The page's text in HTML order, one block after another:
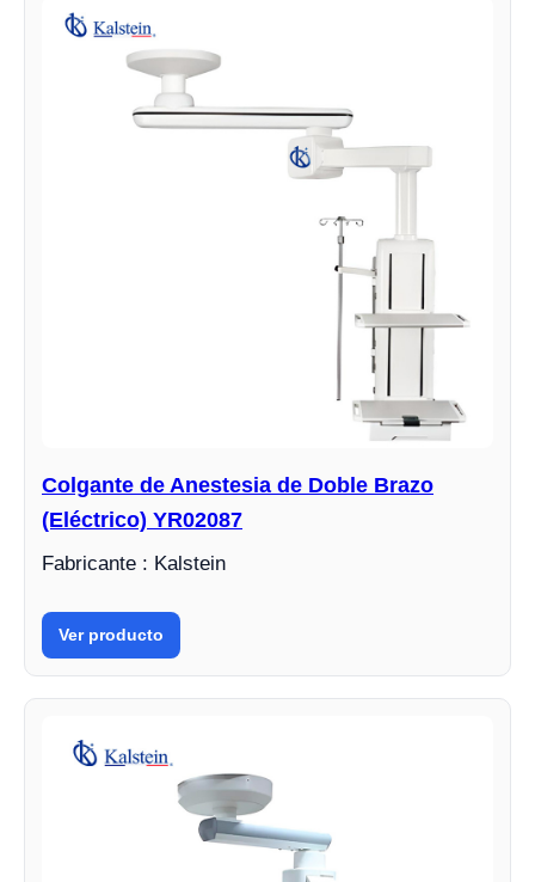
Colgante de Anestesia de Doble Brazo
(Eléctrico) YR02087
Fabricante : Kalstein
Ver producto